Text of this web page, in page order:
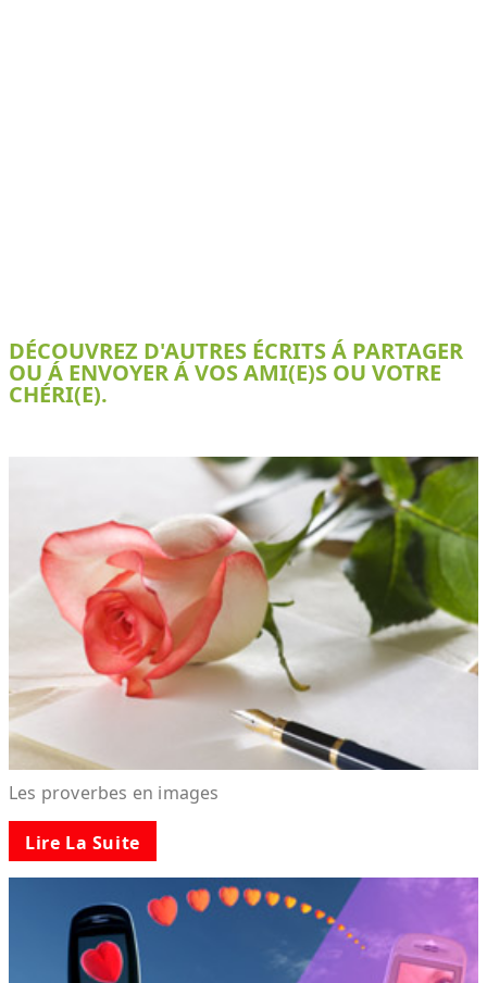
DÉCOUVREZ D'AUTRES ÉCRITS Á PARTAGER
OU Á ENVOYER Á VOS AMI(E)S OU VOTRE
CHÉRI(E).
Les proverbes en images
Lire La Suite